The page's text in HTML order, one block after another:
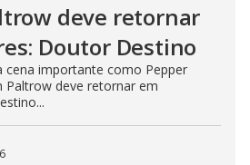
deve retornar
Doutor Destino
cena importante como Pepper
Paltrow deve retornar em